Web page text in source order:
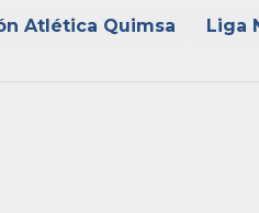
Atlética Quimsa Liga